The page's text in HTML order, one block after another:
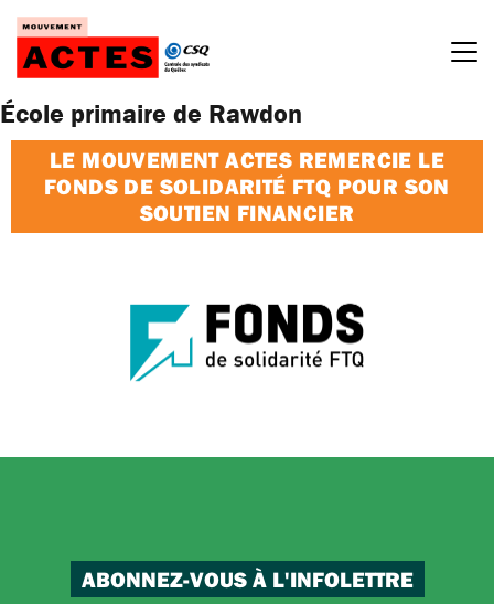
Passer
contenu
École primaire de Rawdon
LE MOUVEMENT ACTES REMERCIE LE
FONDS DE SOLIDARITÉ FTQ POUR SON
SOUTIEN FINANCIER
ABONNEZ-VOUS À L'INFOLETTRE